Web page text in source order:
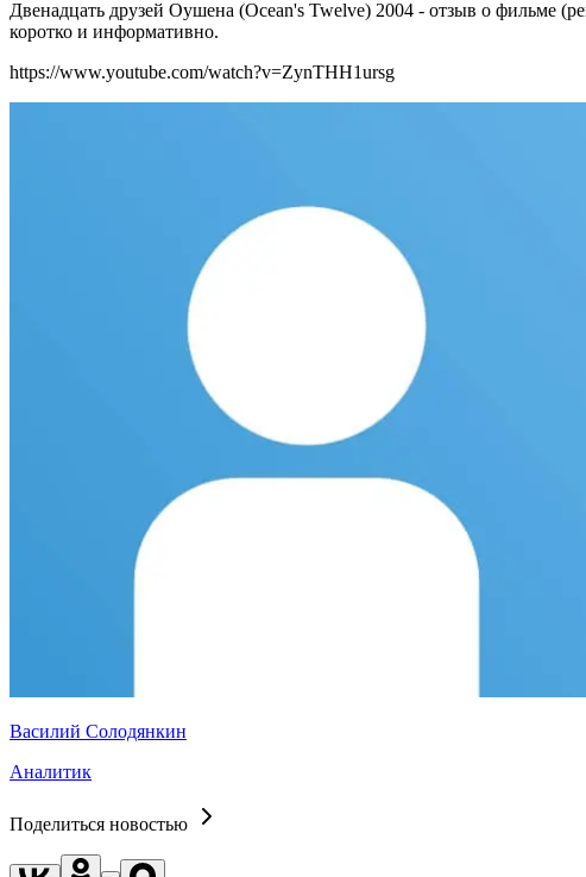
Двенадцать друзей Оушена (Ocean's Twelve) 2004 - отзыв о фильме
коротко и информативно.
https://www.youtube.com/watch?v=ZynTHH1ursg
Василий Солодянкин
Аналитик
Поделиться новостью